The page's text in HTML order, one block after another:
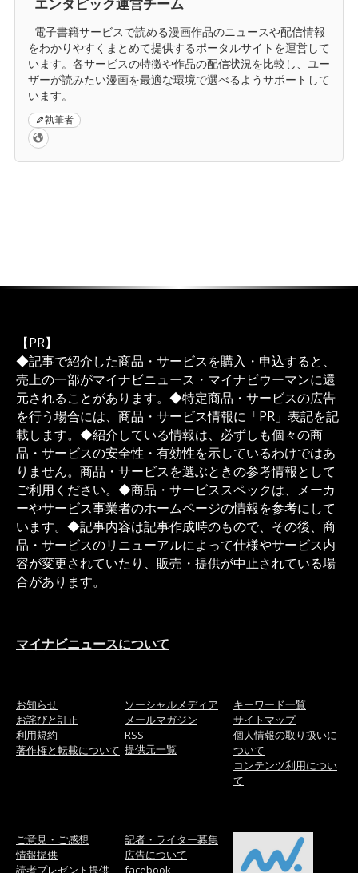
エンタピック運営チーム
電子書籍サービスで読める漫画作品のニュースや配信情報
をわかりやすくまとめて提供するポータルサイトを運営して
います。各サービスの特徴や作品の配信状況を比較し、ユー
ザーが読みたい漫画を最適な環境で選べるようサポートして
います。
執筆者
【PR】
◆記事で紹介した商品・サービスを購入・申込すると、
売上の一部がマイナビニュース・マイナビウーマンに還
元されることがあります。◆特定商品・サービスの広告
を行う場合には、商品・サービス情報に「PR」表記を記
載します。◆紹介している情報は、必ずしも個々の商
品・サービスの安全性・有効性を示しているわけではあ
りません。商品・サービスを選ぶときの参考情報として
ご利用ください。◆商品・サービススペックは、メーカ
ーやサービス事業者のホームページの情報を参考にして
います。◆記事内容は記事作成時のもので、その後、商
品・サービスのリニューアルによって仕様やサービス内
容が変更されていたり、販売・提供が中止されている場
合があります。
マイナビニュースについて
お知らせ
お詫びと訂正
利用規約
著作権と転載について
ソーシャルメディア
メールマガジン
RSS
提供元一覧
キーワード一覧
サイトマップ
個人情報の取り扱いに
ついて
コンテンツ利用につい
て
ご意見・ご感想
情報提供
読者プレゼント提供
記者・ライター募集
広告について
facebook